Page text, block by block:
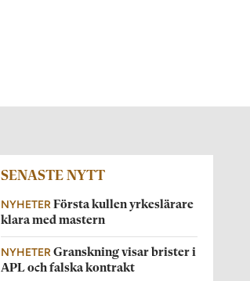
SENASTE NYTT
NYHETER Första kullen yrkeslärare
klara med mastern
NYHETER Granskning visar brister i
APL och falska kontrakt